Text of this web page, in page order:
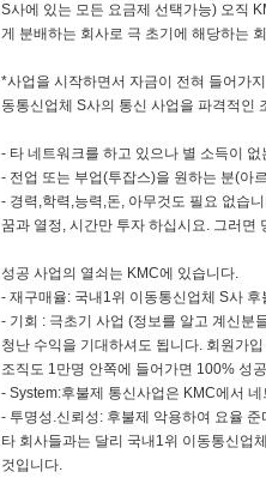
S사에 있는 모든 요금제 선택가능) 오직
게 분배하는 회사로 극 초기에 해당하는
*사업을 시작하면서 자금이 전혀 들어가
동통신업체 S사의 통신 사업을 파격적인
- 타 네트워크를 하고 있으나 별 소득이
- 전업 또는 부업(투잡스)을 원하는 분(아
- 경력,학력,능력,돈, 아무것도 필요 없습
꿈과 열정, 시간만 투자 하십시요. 그러면
성공 사업의 열쇠는 KMC에 있습니다.
- 재구매율: 국내1위 이동통신업체 S사
- 기회 : 극초기 사업 (정보를 알고 계신분
청난 수익을 기대하셔도 됩니다. 회원가
조직도 1만명 안쪽에 들어가면 100% 성
- System:후불제 통신사업은 KMC에서
- 투명성.신뢰성: 후불제 악용하여 요율
타 회사들과는 달리 국내1위 이동통신업
것입니다.